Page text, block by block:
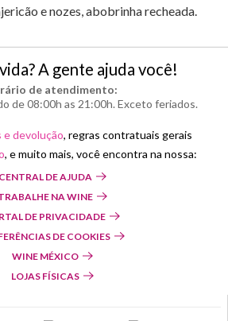
e nozes, abobrinha recheada.
A gente ajuda você!
de atendimento:
de 08:00h as 21:00h. Exceto feriados.
e devolução, regras contratuais gerais
, e muito mais, você encontra na nossa:
CENTRAL DE AJUDA
NA WINE
DE PRIVACIDADE
DE COOKIES
WINE MÉXICO
LOJAS FÍSICAS